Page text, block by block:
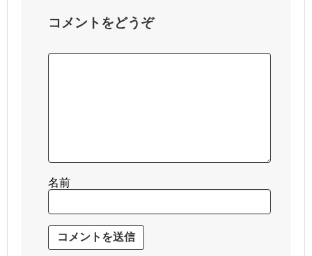
コメントをどうぞ
名前